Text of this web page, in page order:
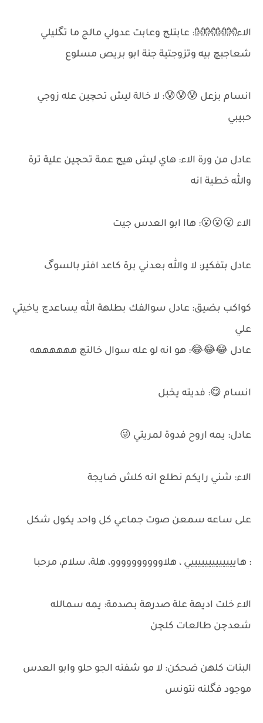
الاء👐👐👐👐: عابتلچ وعابت عدولي مالج ما تگليلي
شعاجبچ بيه وتزوجتية جنة ابو بريص مسلوع
انسام بزعل 😰😰😰: لا خالة ليش تحچين عله زوجي
حبيبي
عادل من ورة الاء: هاي ليش هيچ عمة تحچين علية ترة
والله خطية انه
الاء 😮😮😮: هاا ابو العدس جيت
عادل بتفكير: لا والله بعدني برة كاعد افتر بالسوگ
كواكب بضيق: عادل سوالفك بطلهة الله يساعدچ ياخيتي
علي
عادل 😂😂😂: هو انه لو عله سوال خالتچ ههههههه
انسام 😋: فديته يخبل
عادل: يمه اروح فدوة لمريتي 😜
الاء: شني رايكم نطلع انه كلش ضايجة
على ساعه سمعن صوت جماعي كل واحد يكول شكل
: هايييييييييييييي ، هلاوووووووووو، هلة، سلام، مرحبا
الاء خلت اديهة علة صدرهة بصدمة: يمه سمالله
شعدچن طالعات كلچن
البنات كلهن ضحكن: لا مو شفنه الجو حلو وابو العدس
موجود فگلنه نتونس